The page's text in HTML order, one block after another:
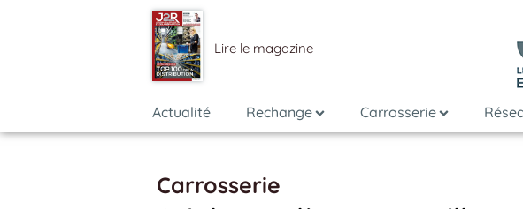
Lire le magazine
Actualité Rechange Carrosserie
Carrosserie